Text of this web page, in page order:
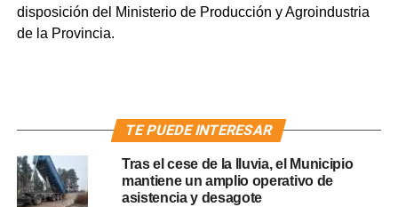
disposición del Ministerio de Producción y Agroindustria
de la Provincia.
TE PUEDE INTERESAR
Tras el cese de la lluvia, el Municipio
mantiene un amplio operativo de
asistencia y desagote